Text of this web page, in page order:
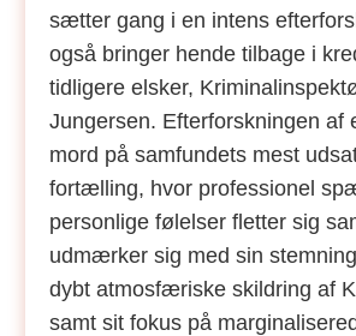
sætter gang i en intens
også bringer hende tilbage i
tidligere elsker,
Jungersen. Efterforskningen af
mord på samfundets mest
fortælling, hvor professionel
personlige følelser fletter sig
udmærker sig med sin
dybt atmosfæriske skildring af
samt sit fokus på